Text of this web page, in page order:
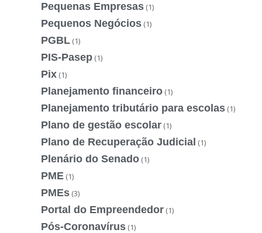
Pequenas Empresas (1)
Pequenos Negócios (1)
PGBL (1)
PIS-Pasep (1)
Pix (1)
Planejamento financeiro (1)
Planejamento tributário para escolas (1)
Plano de gestão escolar (1)
Plano de Recuperação Judicial (1)
Plenário do Senado (1)
PME (1)
PMEs (3)
Portal do Empreendedor (1)
Pós-Coronavírus (1)